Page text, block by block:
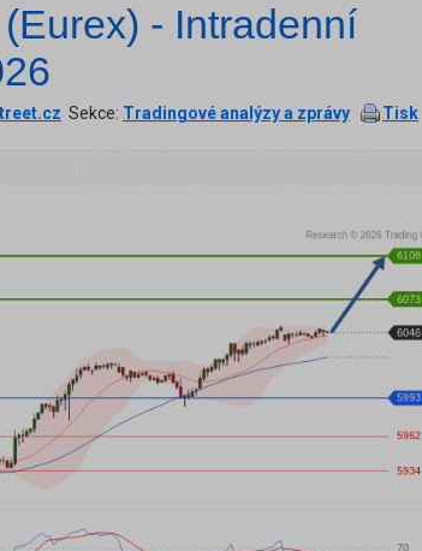
- Intradenní
Sekce: Tradingové analýzy a zprávy Tisk